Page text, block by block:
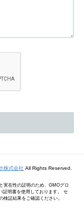
株式会社 All Rights Reserved.
実在性の証明のため、GMOグロ
証明書を使用しております。 セ
検証結果をご確認ください。